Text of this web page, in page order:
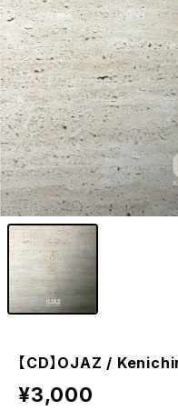
【CD】OJAZ /
¥3,000